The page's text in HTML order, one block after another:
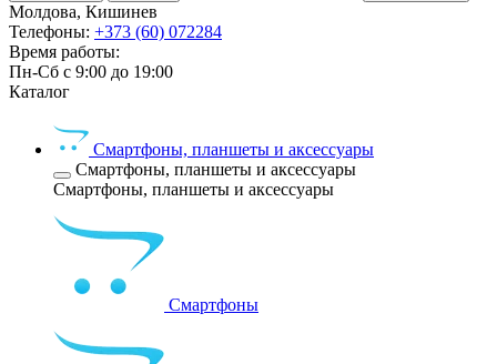
Молдова, Кишинев
Телефоны: +373 (60) 072284
Время работы:
Пн-Сб с 9:00 до 19:00
Каталог
Смартфоны, планшеты и аксессуары
Смартфоны, планшеты и аксессуары
Смартфоны, планшеты и аксессуары
Смартфоны